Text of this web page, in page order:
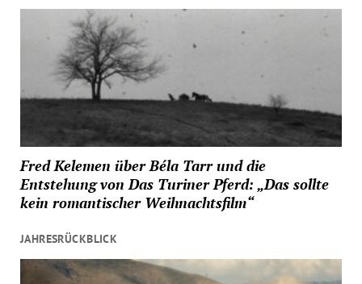
Fred Kelemen über Béla Tarr und die
Entstehung von Das Turiner Pferd: „Das sollte
kein romantischer Weihnachtsfilm“
JAHRESRÜCKBLICK